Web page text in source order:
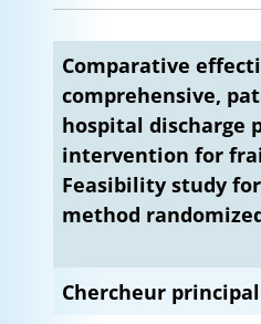
Comparative
comprehensive,
hospital discharge
intervention for
Feasibility study
method
Chercheur principal